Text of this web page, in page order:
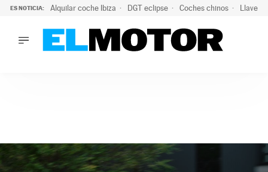
Saltar
ES NOTICIA: Alquilar coche Ibiza DGT eclipse Coches chinos Llaves
VIRALES
PODCAST